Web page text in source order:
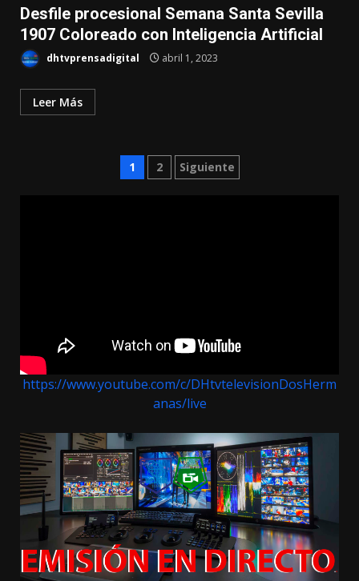
Desfile procesional Semana Santa Sevilla
1907 Coloreado con Inteligencia Artificial
dhtvprensadigital abril 1, 2023
Leer Más
Paginación
1 2 Siguiente
https://www.youtube.com/c/DHtvtelevisionDosHerm
anas/live